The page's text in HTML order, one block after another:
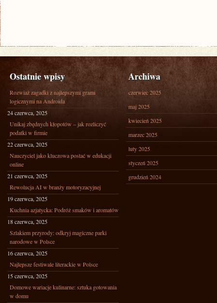
Ostatnie wpisy
Rozwiaż zagadki z najlepszymi grami
logicznymi na Androida
24 czerwca, 2025
Unikaj zbędnych kłopotów – jak rozliczyć
podatki w firmie
22 czerwca, 2025
Nauczyciel jako kluczowa postać w edukacji
online
21 czerwca, 2025
Rewolucja AI w branży motoryzacyjnej
19 czerwca, 2025
Kuchnia azjatycka: Podróż smaków i aromatów
18 czerwca, 2025
Szlakiem przyrody: odkryj magiczne parki
narodowe w Polsce
16 czerwca, 2025
Najlepsze festiwale literackie w Polsce
15 czerwca, 2025
Domowe wariacje kulinarne: sztuka gotowania
w domu
Archiwa
czerwiec 2025
maj 2025
kwiecień 2025
marzec 2025
luty 2025
styczeń 2025
grudzień 2024